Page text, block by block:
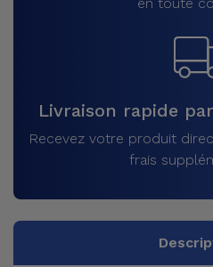
Livraison rapide
Recevez votre produit
frais